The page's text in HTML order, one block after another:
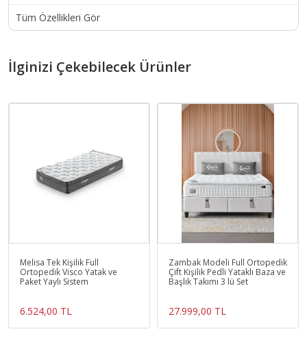
Tüm Özellikleri Gör
İlginizi Çekebilecek Ürünler
Melisa Tek Kişilik Full
Ortopedik Visco Yatak ve
Paket Yaylı Sistem
6.524,00 TL
Zambak Modeli Full Ortopedik
Çift Kişilik Pedli Yataklı Baza ve
Başlık Takımı 3 lü Set
27.999,00 TL